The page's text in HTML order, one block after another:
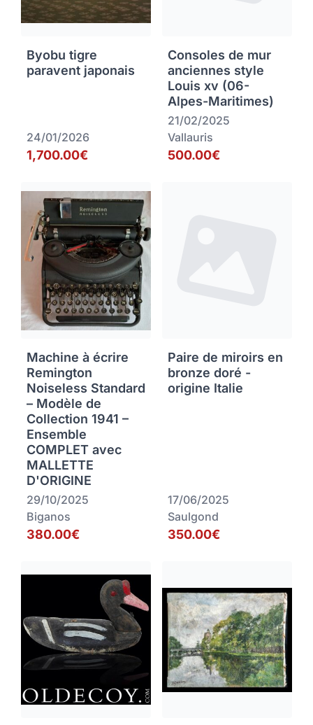
Byobu tigre
paravent japonais
24/01/2026
1,700.00€
Consoles de mur
anciennes style
Louis xv (06-
Alpes-Maritimes)
21/02/2025
Vallauris
500.00€
Machine à écrire
Remington
Noiseless Standard
– Modèle de
Collection 1941 –
Ensemble
COMPLET avec
MALLETTE
D'ORIGINE
29/10/2025
Biganos
380.00€
Paire de miroirs en
bronze doré -
origine Italie
17/06/2025
Saulgond
350.00€